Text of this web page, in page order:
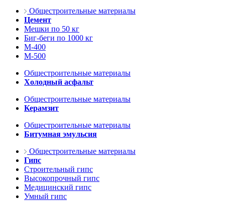
Общестроительные материалы
Цемент
Мешки по 50 кг
Биг-беги по 1000 кг
М-400
М-500
Общестроительные материалы
Холодный асфальт
Общестроительные материалы
Керамзит
Общестроительные материалы
Битумная эмульсия
Общестроительные материалы
Гипс
Строительный гипс
Высокопрочный гипс
Медицинский гипс
Умный гипс